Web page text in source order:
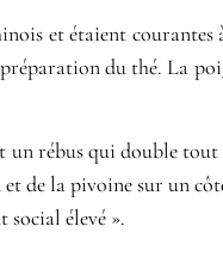
et étaient courantes
du thé. La
un rébus qui double
de la pivoine sur un
social élevé ».